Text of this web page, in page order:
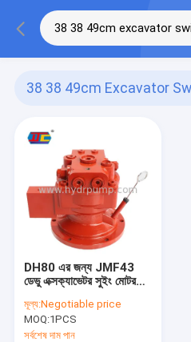
38 38 49cm Excavator
DH80 এর জন্য JMF43
ডেভু এক্সক্যাভেটর সুইং মোটর
মূল্য:Negotiable price
MOQ:1PCS
সর্বশেষ দাম পান